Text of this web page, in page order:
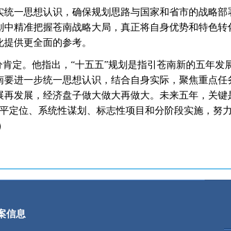
思想认识，确保规划思路与国家和省市的战略部
精准把握苍南战略大局，真正将自身优势和特色
供更全面的参考。
。他指出，“十五五”规划是指引苍南新的五年发
进一步统一思想认识，结合自身实际，聚焦重点
发展，经济盘子做大做大再做大。未来五年，关键
定位、系统性谋划、标志性项目和分阶段实施，努
信息